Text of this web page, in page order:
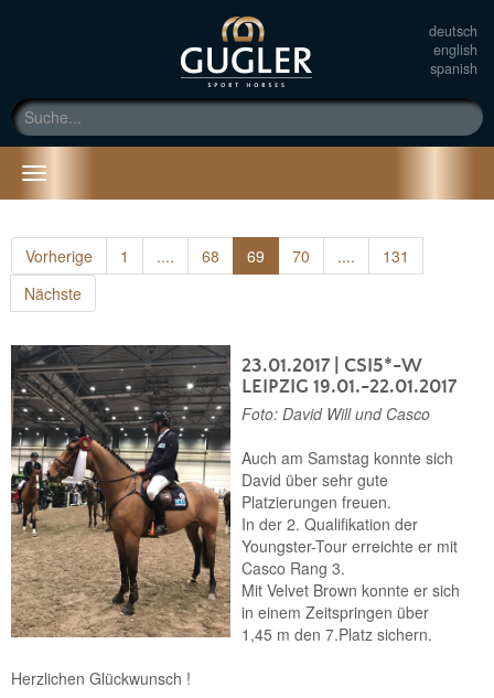
deutsch
english
spanish
Toggle
navigation
Vorherige 1 .... 68 69 70 ....
131
Nächste
23.01.2017 | CSI5*-W
LEIPZIG 19.01.-22.01.2017
Foto: David Will und Casco
Auch am Samstag konnte sich
David über sehr gute
Platzierungen freuen.
In der 2. Qualifikation der
Youngster-Tour erreichte er mit
Casco Rang 3.
Mit Velvet Brown konnte er sich
in einem Zeitspringen über
1,45 m den 7.Platz sichern.
Herzlichen Glückwunsch !